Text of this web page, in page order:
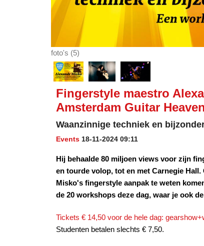
foto's (5)
Fingerstyle maestro
Amsterdam Guitar
Waanzinnige techniek en
Events 18-11-2024 09:11
Hij behaalde 80 miljoen views voor zijn
en tourde volop, tot en met Carnegie
Misko's fingerstyle aanpak te weten
de 20 workshops deze dag, waar je ook
Tickets € 14,50 voor de hele dag:
Studenten betalen slechts € 7,50.